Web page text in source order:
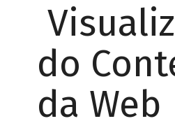
do
da Web